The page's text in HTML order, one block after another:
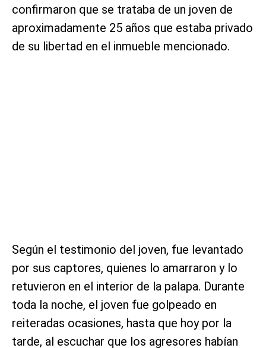
confirmaron que se trataba de un joven de
aproximadamente 25 años que estaba privado
de su libertad en el inmueble mencionado.
Según el testimonio del joven, fue levantado
por sus captores, quienes lo amarraron y lo
retuvieron en el interior de la palapa. Durante
toda la noche, el joven fue golpeado en
reiteradas ocasiones, hasta que hoy por la
tarde, al escuchar que los agresores habían